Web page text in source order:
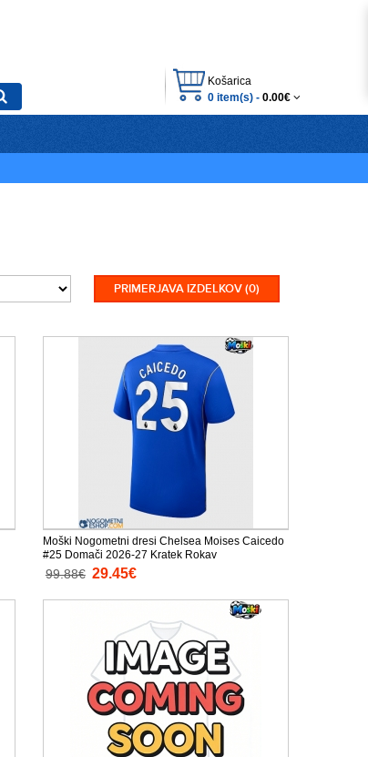
Košarica
0 item(s) - 0.00€
PRIMERJAVA IZDELKOV (0)
Moški Nogometni dresi Chelsea Moises Caicedo
#25 Domači 2026-27 Kratek Rokav
99.88€ 29.45€